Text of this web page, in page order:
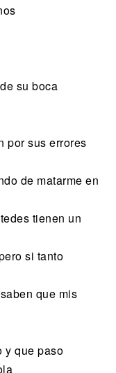
su boca
por sus errores
de matarme en
tienen un
si tanto
que mis
y que paso